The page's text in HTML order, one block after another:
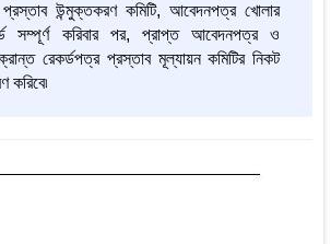
উন্মুক্তকরণ কমিটি, আবেদনপত্র খোলার
সম্পূর্ণ করিবার পর, প্রাপ্ত আবেদনপত্র ও
রেকর্ডপত্র প্রস্তাব মূল্যায়ন কমিটির নিকট
করিবে৷